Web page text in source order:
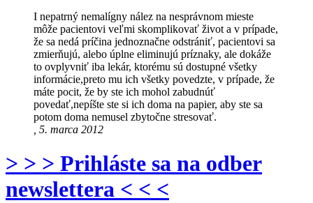
I nepatrný nemalígny nález na nesprávnom mieste
môže pacientovi veľmi skomplikovať život a v prípade,
že sa nedá príčina jednoznačne odstrániť, pacientovi sa
zmierňujú, alebo úplne eliminujú príznaky, ale dokáže
to ovplyvniť iba lekár, ktorému sú dostupné všetky
informácie,preto mu ich všetky povedzte, v prípade, že
máte pocit, že by ste ich mohol zabudnúť
povedať,nepíšte ste si ich doma na papier, aby ste sa
potom doma nemusel zbytočne stresovať.
, 5. marca 2012
> > > Prihláste sa na odber
newslettera < < <